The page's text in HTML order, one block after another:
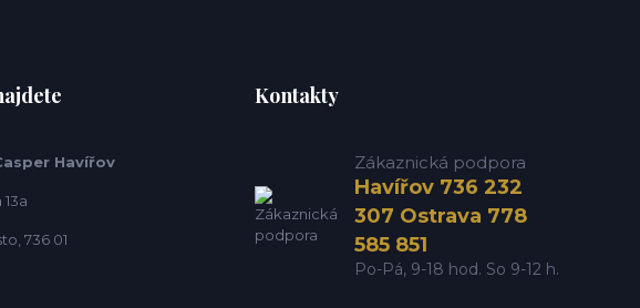
Havířov
736 01
Kontakty
Zákaznická podpora
Havířov 736 232
307 Ostrava 778
585 851
Po-Pá, 9-18 hod. So 9-12 h.